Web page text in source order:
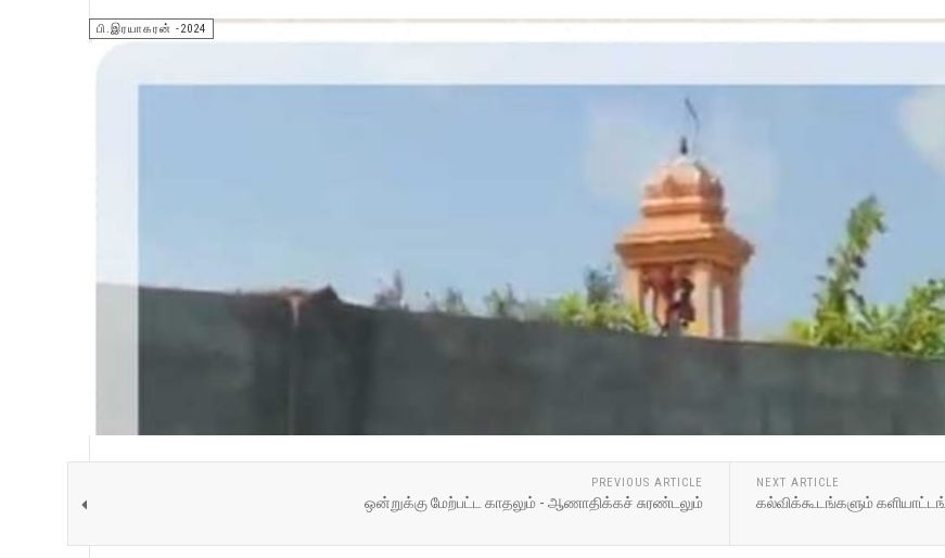
பி.இரயாகரன் -2024
PREVIOUS ARTICLE
ஒன்றுக்கு மேற்பட்ட காதலும் - ஆணாதிக்கச் சுரண்டலும்
NEXT ARTICLE
கல்விக்கூடங்களும்